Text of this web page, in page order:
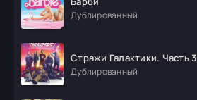
Дублированный
Стражи Галактики. Часть 3
Дублированный